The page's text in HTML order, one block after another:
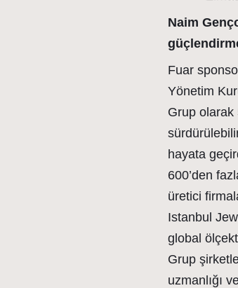
Naim
Fuar
Yönetim
Grup olarak
hayata
600’den
üretici
Istanbul
global
Grup
uzmanlığı